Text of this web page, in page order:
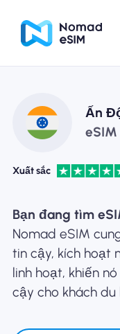
Đăng nhập
ký
Giới thiệu về
Ấn
Xuất sắc
Bạn đang tìm
Nomad eSIM
tin cậy, kích hoạt
linh hoạt, khiến
cậy cho khách